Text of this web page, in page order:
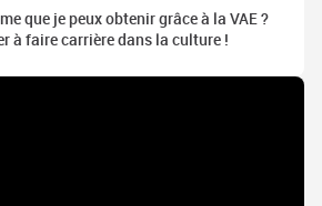
que je peux obtenir grâce à la VAE ?
à faire carrière dans la culture !